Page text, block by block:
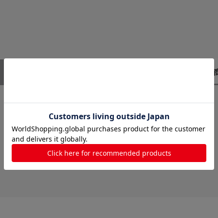
レビューはありません。